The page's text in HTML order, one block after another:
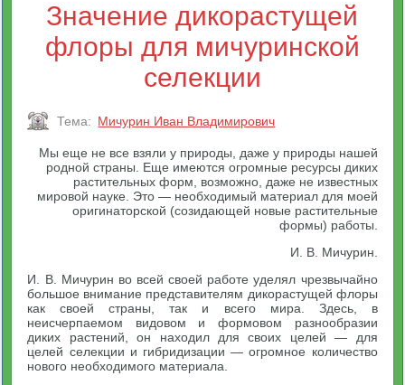
Значение дикорастущей
флоры для мичуринской
селекции
Тема: Мичурин Иван Владимирович
Мы еще не все взяли у природы, даже у природы нашей
родной страны. Еще имеются огромные ресурсы диких
растительных форм, возможно, даже не известных
мировой науке. Это — необходимый материал для моей
оригинаторской (созидающей новые растительные
формы) работы.
И. В. Мичурин.
И. В. Мичурин во всей своей работе уделял чрезвычайно
большое внимание представителям дикорастущей флоры
как своей страны, так и всего мира. Здесь, в
неисчерпаемом видовом и формовом разнообразии
диких растений, он находил для своих целей — для
целей селекции и гибридизации — огромное количество
нового необходимого материала.